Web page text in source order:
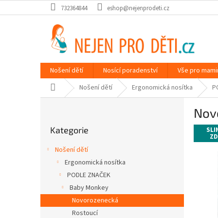
na
732364844 eshop@nejenprodeti.cz
Nošení dětí Nosící poradenství Vše pro
Domů Nošení dětí Ergonomická nosítka
a
kategorie
Kategorie
Nošení dětí
Ergonomická nosítka
PODLE ZNAČEK
Baby Monkey
Novorozenecká
Rostoucí